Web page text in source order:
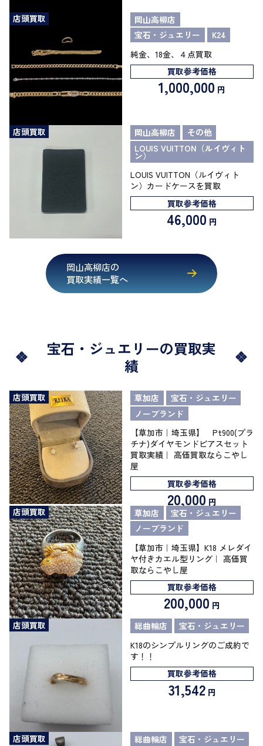
店頭買取
岡山高柳店
宝石・ジュエリー
K24
純金、18金、４点買取
買取参考価格
1,000,000 円
店頭買取 岡山高柳店
その他
LOUIS VUITTON（ルイヴィト
ン）
LOUIS VUITTON（ルイヴィト
ン）カードケースを買取
買取参考価格
46,000 円
岡山高柳店の
買取実績一覧へ
宝石・ジュエリーの買取実
績
店頭買取 草加店
宝石・ジュエリー
ノーブランド
【草加市｜埼玉県】 Pt900(プラ
チナ)ダイヤモンドピアスセット
買取実績｜ 高価買取ならこやし
屋
買取参考価格
20,000 円
店頭買取
草加店
宝石・ジュエリー
ノーブランド
【草加市｜埼玉県】K18 メレダイ
ヤ付きカエル型リング｜ 高価買
取ならこやし屋
買取参考価格
200,000 円
店頭買取
総曲輪店
宝石・ジュエリー
K18のシンプルリングのご成約で
す！！
買取参考価格
31,542 円
店頭買取 総曲輪店 宝石・ジュエリー